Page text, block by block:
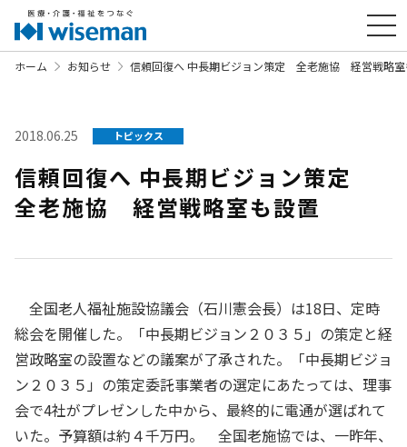
ホーム お知らせ 信頼回復へ 中長期ビジョン策定 全老施協 経営戦略室
2018.06.25 トピックス
信頼回復へ 中長期ビジョン策定
全老施協 経営戦略室も設置
全国老人福祉施設協議会（石川憲会長）は18日、定時
総会を開催した。「中長期ビジョン２０３５」の策定と経
営政略室の設置などの議案が了承された。「中長期ビジョ
ン２０３５」の策定委託事業者の選定にあたっては、理事
会で4社がプレゼンした中から、最終的に電通が選ばれて
いた。予算額は約４千万円。 全国老施協では、一昨年、